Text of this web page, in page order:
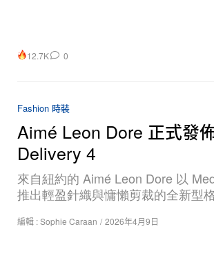
12.7K 0
Fashion 時裝
Aimé Leon Dore 正式發
Delivery 4
來自紐約的 Aimé Leon Dore 以
推出輕盈針織與慵懶剪裁的全新型格
編輯 :Sophie Caraan / 2026年4月9日